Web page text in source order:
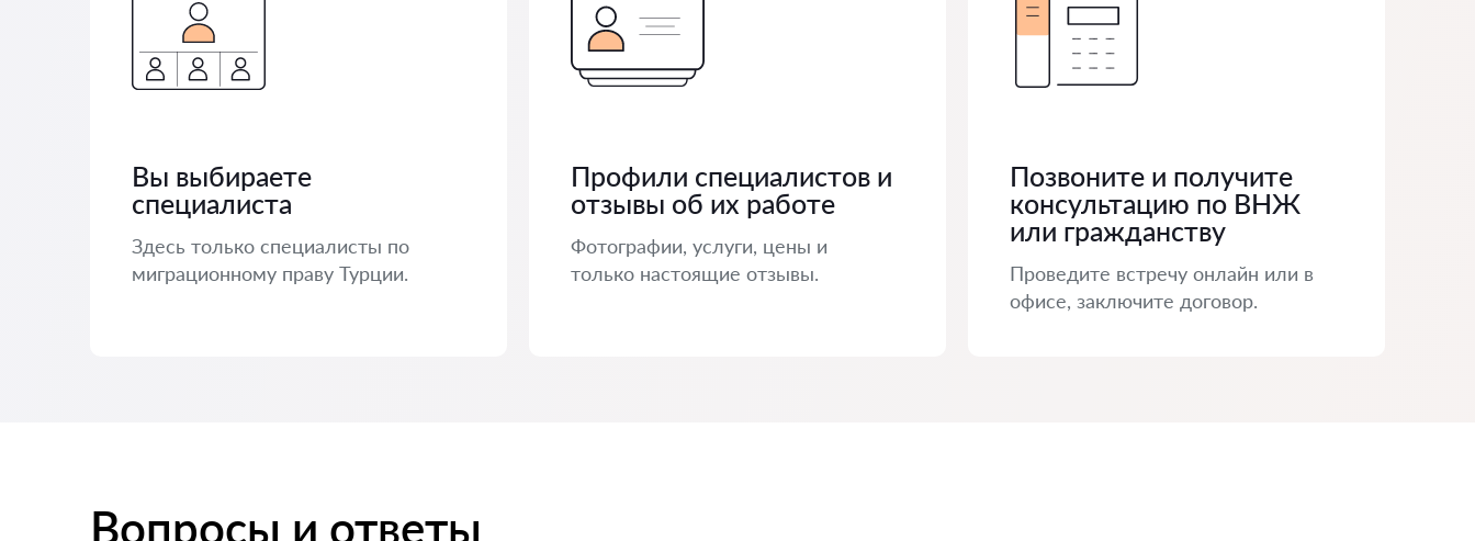
Вы выбираете
специалиста
Здесь только специалисты по
миграционному праву Турции.
Профили специалистов и
отзывы об их работе
Фотографии, услуги, цены и
только настоящие отзывы.
Позвоните и получите
консультацию по ВНЖ
или гражданству
Проведите встречу онлайн или в
офисе, заключите договор.
Вопросы и ответы